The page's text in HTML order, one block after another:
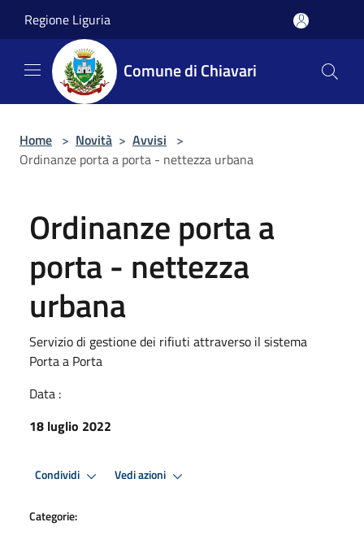
Regione Liguria
Comune di Chiavari
Home > Novità > Avvisi >
Ordinanze porta a porta - nettezza urbana
Ordinanze porta a
porta - nettezza
urbana
Servizio di gestione dei rifiuti attraverso il sistema
Porta a Porta
Data :
18 luglio 2022
Condividi Vedi azioni
Categorie: